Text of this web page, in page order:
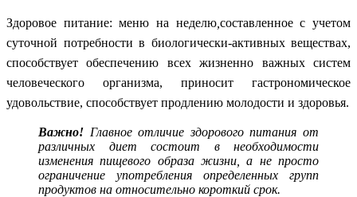
Здоровое питание: меню на неделю, составленное с учетом
суточной потребности в биологически-активных веществах,
способствует обеспечению всех жизненно важных систем
человеческого организма, приносит гастрономическое
удовольствие, способствует продлению молодости и здоровья.
Важно! Главное отличие здорового питания от
различных диет состоит в необходимости
изменения пищевого образа жизни, а не просто
ограничение употребления определенных групп
продуктов на относительно короткий срок.